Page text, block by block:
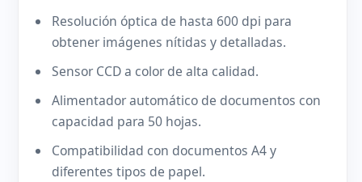
Resolución óptica de hasta 600 dpi para
obtener imágenes nítidas y detalladas.
Sensor CCD a color de alta calidad.
Alimentador automático de documentos con
capacidad para 50 hojas.
Compatibilidad con documentos A4 y
diferentes tipos de papel.